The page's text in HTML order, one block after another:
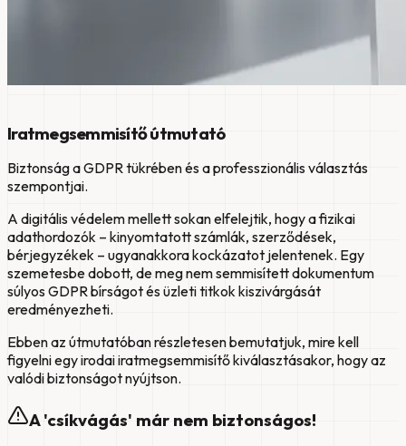
Iratmegsemmisítő útmutató
Biztonság a GDPR tükrében és a professzionális választás
szempontjai.
A digitális védelem mellett sokan elfelejtik, hogy a fizikai
adathordozók – kinyomtatott számlák, szerződések,
bérjegyzékek – ugyanakkora kockázatot jelentenek. Egy
szemetesbe dobott, de meg nem semmisített dokumentum
súlyos GDPR bírságot és üzleti titkok kiszivárgását
eredményezheti.
Ebben az útmutatóban részletesen bemutatjuk, mire kell
figyelni egy irodai iratmegsemmisítő kiválasztásakor, hogy az
valódi biztonságot nyújtson.
A 'csíkvágás' már nem biztonságos!